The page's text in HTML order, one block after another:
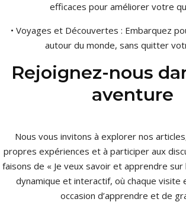
efficaces pour améliorer votre
• Voyages et Découvertes : Embarquez
autour du monde, sans quitter
Rejoignez-nous
aventure
Nous vous invitons à explorer nos
propres expériences et à participer aux
faisons de « Je veux savoir et apprendre sur
dynamique et interactif, où chaque visite
occasion d’apprendre et de